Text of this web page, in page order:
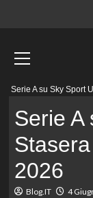
Serie A su Sky Sport
Serie A
2026
Blog.IT 4